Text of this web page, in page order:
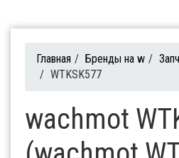
Главная / Бренды на w /
/ WTKSK577
wachmot